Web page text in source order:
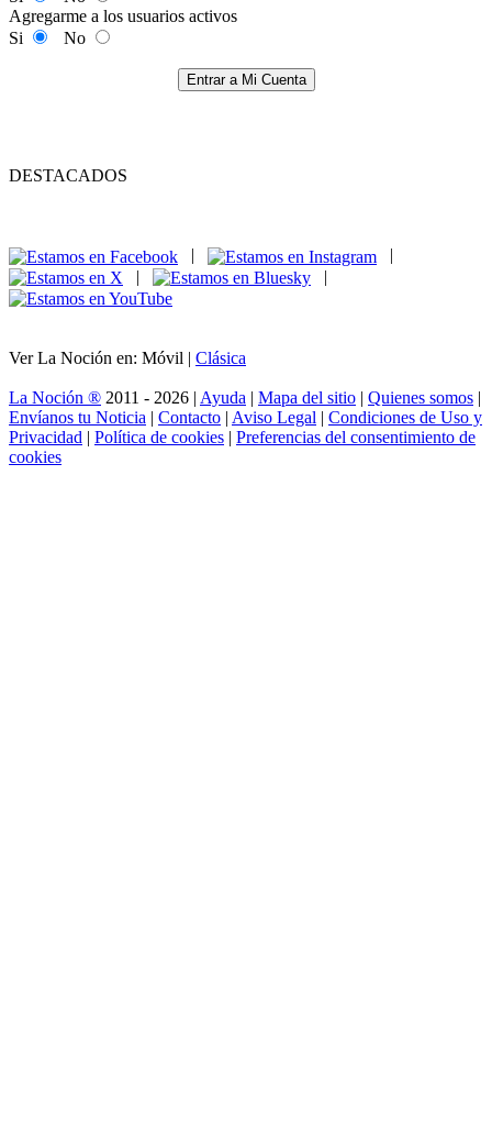
Agregarme a los usuarios activos
Si
No
Entrar a Mi Cuenta
DESTACADOS
|
|
Ver La Noción en: Móvil | Clásica
La Noción ® 2011 - 2026 | Ayuda | Mapa del sitio | Quienes somos |
Envíanos tu Noticia | Contacto | Aviso Legal | Condiciones de Uso y
Privacidad | Política de cookies | Preferencias del consentimiento de
cookies